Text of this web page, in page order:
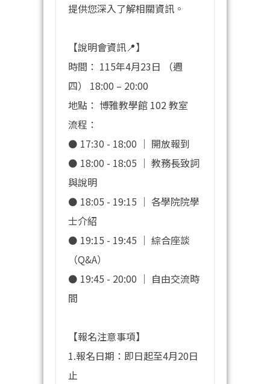
提供您深入了解相關資訊。
【說明會資訊📍】
時間： 115年4月23日 （週
四） 18:00 – 20:00
地點： 博雅教學館 102 教室
流程：
⚫ 17:30 - 18:00 ｜ 開放報到
⚫ 18:00 - 18:05 ｜ 教務長致詞
與說明
⚫ 18:05 - 19:15 ｜ 各學院院學
士介紹
⚫ 19:15 - 19:45 ｜ 綜合座談
（Q&A）
⚫ 19:45 - 20:00 ｜ 自由交流時
間
【報名注意事項】
1.報名日期：即日起至4月20日
止